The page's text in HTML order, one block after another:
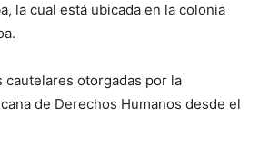
la cual está ubicada en la colonia
cautelares otorgadas por la
de Derechos Humanos desde el